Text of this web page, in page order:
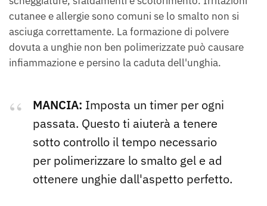
cutanee e allergie sono comuni se lo smalto non si
asciuga correttamente. La formazione di polvere
dovuta a unghie non ben polimerizzate può causare
infiammazione e persino la caduta dell'unghia.
MANCIA: Imposta un timer per ogni
passata. Questo ti aiuterà a tenere
sotto controllo il tempo necessario
per polimerizzare lo smalto gel e ad
ottenere unghie dall'aspetto perfetto.